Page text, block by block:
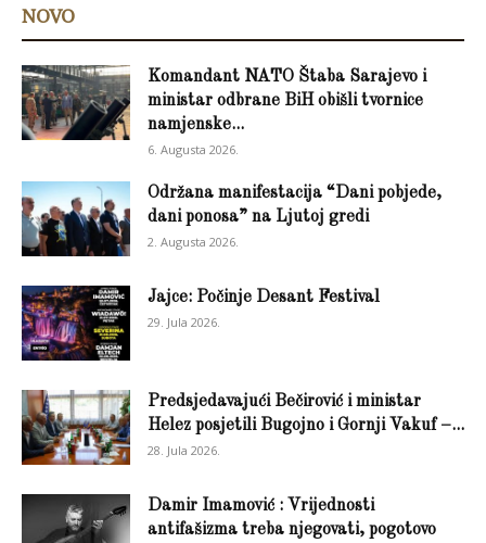
NOVO
Komandant NATO Štaba Sarajevo i
ministar odbrane BiH obišli tvornice
namjenske...
6. Augusta 2026.
Održana manifestacija “Dani pobjede,
dani ponosa” na Ljutoj gredi
2. Augusta 2026.
Jajce: Počinje Desant Festival
29. Jula 2026.
Predsjedavajući Bečirović i ministar
Helez posjetili Bugojno i Gornji Vakuf –...
28. Jula 2026.
Damir Imamović : Vrijednosti
antifašizma treba njegovati, pogotovo